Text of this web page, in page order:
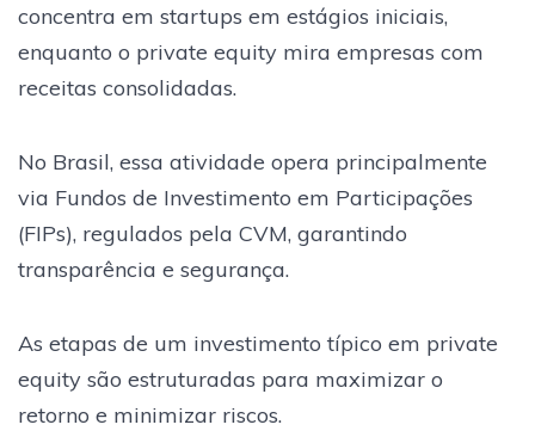
concentra em startups em estágios iniciais,
enquanto o private equity mira empresas com
receitas consolidadas.
No Brasil, essa atividade opera principalmente
via Fundos de Investimento em Participações
(FIPs), regulados pela CVM, garantindo
transparência e segurança.
As etapas de um investimento típico em private
equity são estruturadas para maximizar o
retorno e minimizar riscos.